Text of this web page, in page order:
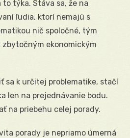
týka. Stáva sa, že na
ľudia, ktorí nemajú s
nič spoločné, tým
ekonomickým
sa k určitej problematike, stačí
len na prejednávanie bodu.
na priebehu celej porady.
porady je nepriamo úmerná